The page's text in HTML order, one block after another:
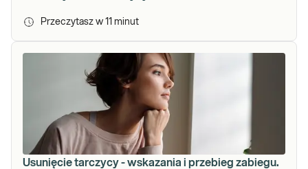
Przeczytasz w 11 minut
Usunięcie tarczycy - wskazania i przebieg zabiegu.